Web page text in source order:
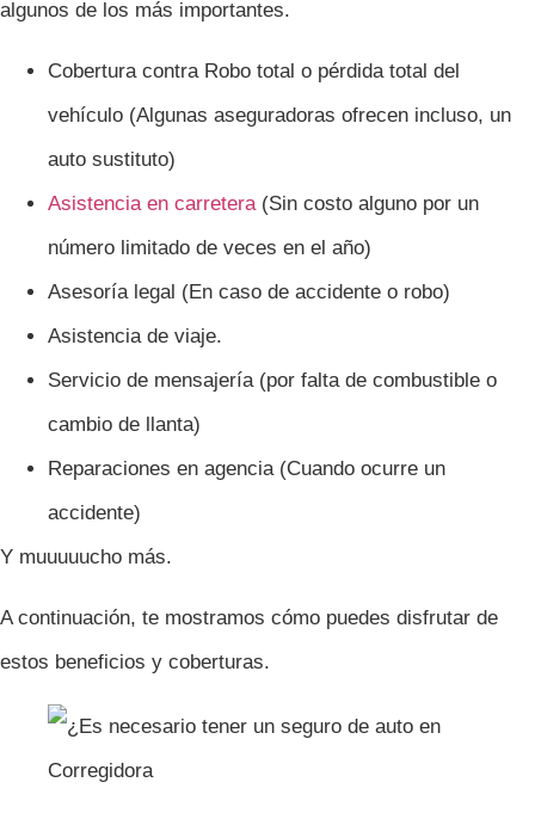
algunos de los más importantes.
Cobertura contra Robo total o pérdida total del
vehículo (Algunas aseguradoras ofrecen incluso, un
auto sustituto)
Asistencia en carretera(Sin costo alguno por un
número limitado de veces en el año)
Asesoría legal (En caso de accidente o robo)
Asistencia de viaje.
Servicio de mensajería (por falta de combustible o
cambio de llanta)
Reparaciones en agencia (Cuando ocurre un
accidente)
Y muuuuucho más.
A continuación, te mostramos cómo puedes disfrutar de
estos beneficios y coberturas.